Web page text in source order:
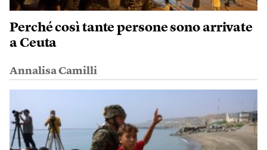
Perché così tante persone sono arrivate
a Ceuta
Annalisa Camilli